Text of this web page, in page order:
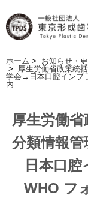
ホーム > お知らせ・
> 厚生労働省政策統
学会→日本口腔インプ
内
厚生労働
分類情報
日本口
WHO フ